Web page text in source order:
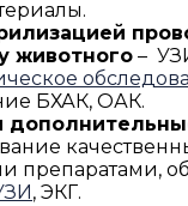
животного –
БХАК, ОАК.
препаратами,
, ЭКГ.